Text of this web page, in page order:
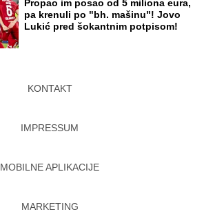
Propao im posao od 5 miliona eura,
pa krenuli po "bh. mašinu"! Jovo
Lukić pred šokantnim potpisom!
KONTAKT
IMPRESSUM
MOBILNE APLIKACIJE
MARKETING